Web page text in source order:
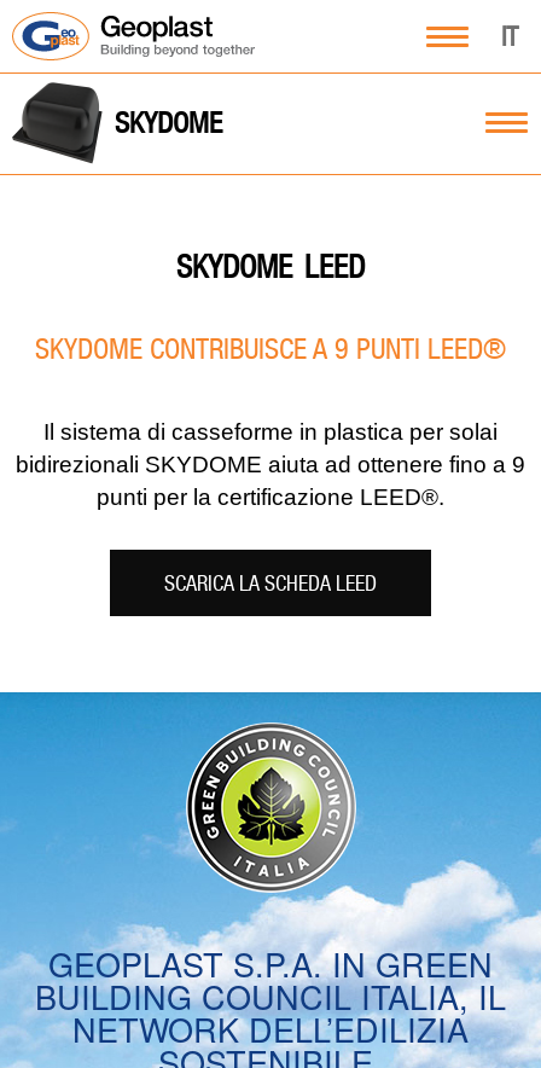
IT
SKYDOME
SKYDOME LEED
SKYDOME CONTRIBUISCE A 9 PUNTI LEED®
Il sistema di casseforme in plastica per solai
bidirezionali SKYDOME aiuta ad ottenere fino a 9
punti per la certificazione LEED®.
SCARICA LA SCHEDA LEED
GEOPLAST S.P.A. IN GREEN
BUILDING COUNCIL ITALIA, IL
NETWORK DELL’EDILIZIA